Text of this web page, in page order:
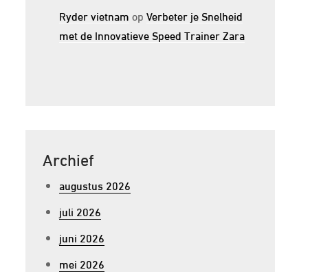
Ryder vietnam op Verbeter je Snelheid
met de Innovatieve Speed Trainer Zara
Archief
augustus 2026
juli 2026
juni 2026
mei 2026